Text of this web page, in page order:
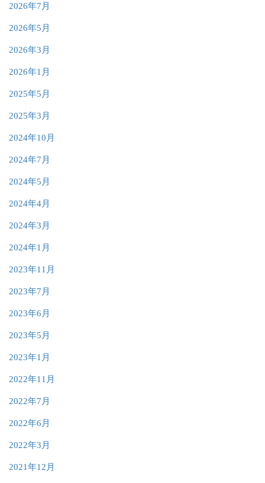
2026年7月
2026年5月
2026年3月
2026年1月
2025年5月
2025年3月
2024年10月
2024年7月
2024年5月
2024年4月
2024年3月
2024年1月
2023年11月
2023年7月
2023年6月
2023年5月
2023年1月
2022年11月
2022年7月
2022年6月
2022年3月
2021年12月